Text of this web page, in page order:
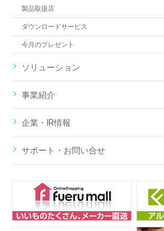
製品取扱店
ダウンロードサービス
今月のプレゼント
ソリューション
事業紹介
企業・IR情報
サポート・お問い合せ